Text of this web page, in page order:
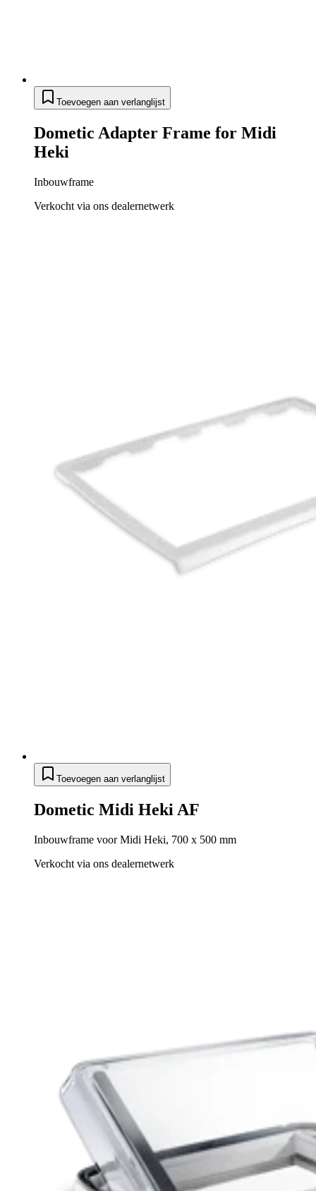
Toevoegen aan verlanglijst
Dometic Adapter Frame for Midi
Heki
Inbouwframe
Verkocht via ons dealernetwerk
Toevoegen aan verlanglijst
Dometic Midi Heki AF
Inbouwframe voor Midi Heki, 700 x 500 mm
Verkocht via ons dealernetwerk